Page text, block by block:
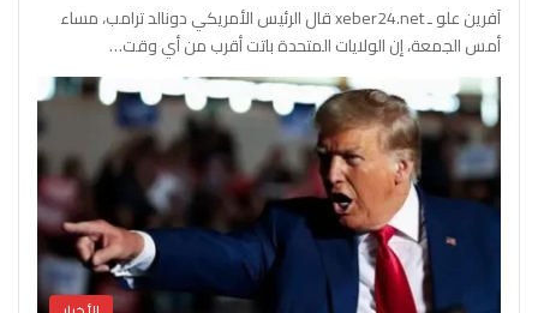
آفرين علو ـ xeber24.net قال الرئيس الأمريكي دونالد ترامب، مساء
أمس الجمعة، إن الولايات المتحدة باتت أقرب من أي وقت…